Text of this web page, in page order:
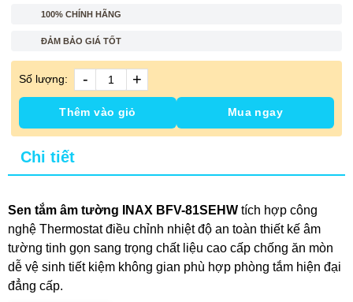
100% CHÍNH HÃNG
ĐẢM BẢO GIÁ TỐT
Số lượng: - +
Thêm vào giỏ Mua ngay
Chi tiết
Sen tắm âm tường INAX BFV-81SEHW tích hợp công
nghệ Thermostat điều chỉnh nhiệt độ an toàn thiết kế âm
tường tinh gọn sang trọng chất liệu cao cấp chống ăn mòn
dễ vệ sinh tiết kiệm không gian phù hợp phòng tắm hiện đại
đẳng cấp.